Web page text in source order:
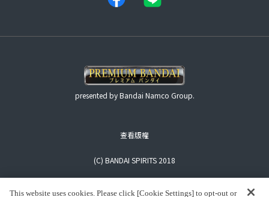
presented by Bandai Namco Group.
查看版權
(C) BANDAI SPIRITS 2018
This website uses cookies. Please click [Cookie Settings] to opt-out or